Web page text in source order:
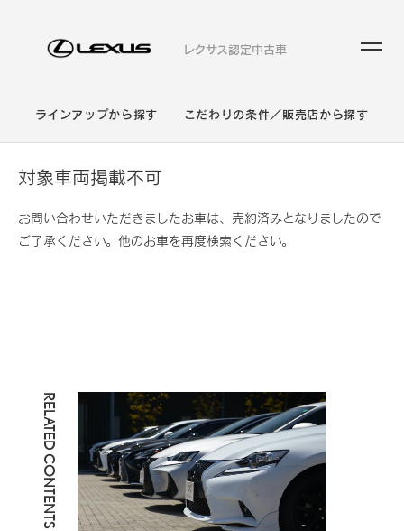
レクサス認定中古車
ラインアップから探す こだわりの条件／販売店から探す
対象車両掲載不可
お問い合わせいただきましたお車は、売約済みとなりましたので
ご了承ください。他のお車を再度検索ください。
RELATED CONTENTS